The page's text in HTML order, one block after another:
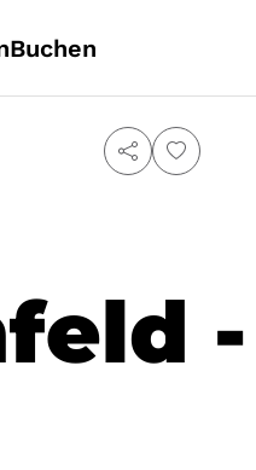
Buchen
-